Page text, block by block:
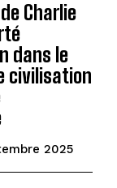
Charlie
dans le
civilisation
2025